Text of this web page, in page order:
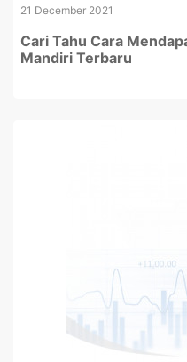
21 December 2021
Cari Tahu Cara
Mandiri Terbaru